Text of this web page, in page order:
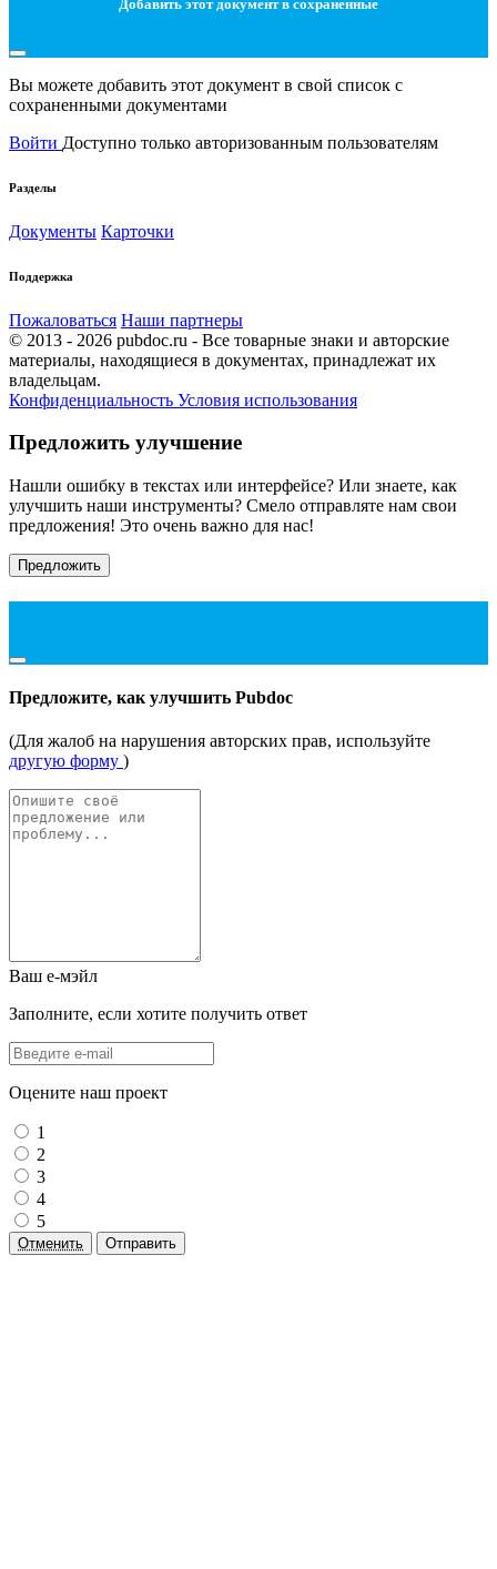
Добавить этот документ в сохраненные
Вы можете добавить этот документ в свой список с
сохраненными документами
Войти Доступно только авторизованным пользователям
Разделы
Документы Карточки
Поддержка
Пожаловаться Наши партнеры
© 2013 - 2026 pubdoc.ru - Все товарные знаки и авторские
материалы, находящиеся в документах, принадлежат их
владельцам.
Конфиденциальность Условия использования
Предложить улучшение
Нашли ошибку в текстах или интерфейсе? Или знаете, как
улучшить наши инструменты? Смело отправляте нам свои
предложения! Это очень важно для нас!
Предложить
Предложите, как улучшить Pubdoc
(Для жалоб на нарушения авторских прав, используйте
другую форму )
Ваш е-мэйл
Заполните, если хотите получить ответ
Оцените наш проект
1
2
3
4
5
Отменить Отправить